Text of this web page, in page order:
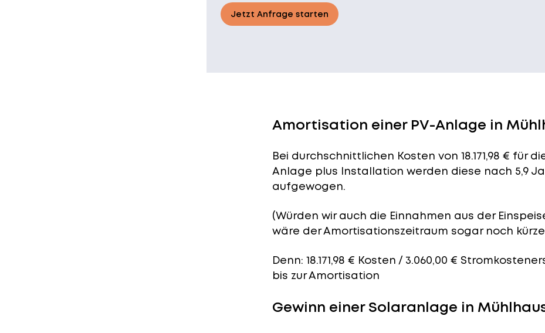
Jetzt Anfrage starten
Amortisation einer PV-Anlage in
Bei durchschnittlichen Kosten von 18.171,98 € für
Anlage plus Installation werden diese nach 5,9
aufgewogen.
(Würden wir auch die Einnahmen aus der
wäre derAmortisationszeitraum sogar noch
Denn: 18.171,98 € Kosten / 3.060,00 €
bis zur Amortisation
Gewinn einer Solaranlage in